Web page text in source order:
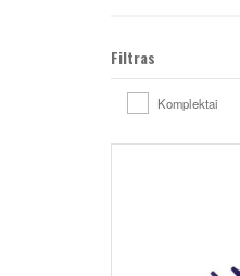
Filtras
Komplektai